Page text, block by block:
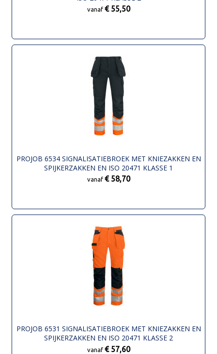
vanaf € 55,50
PROJOB 6534 SIGNALISATIEBROEK MET KNIEZAKKEN EN
SPIJKERZAKKEN EN ISO 20471 KLASSE 1
vanaf € 58,70
PROJOB 6531 SIGNALISATIEBROEK MET KNIEZAKKEN EN
SPIJKERZAKKEN EN ISO 20471 KLASSE 2
vanaf € 57,60